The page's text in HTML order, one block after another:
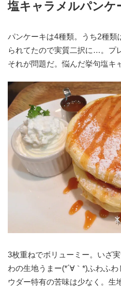
塩キャラメルパンケ
パンケーキは4種類。うち2種類
られてたので実質二択に…。プ
それが問題だ。悩んだ挙句塩キ
3枚重ねでボリューミー。いざ
わの生地うまー(*´∀｀*)ふわふ
ウダー特有の苦味は少なく。生